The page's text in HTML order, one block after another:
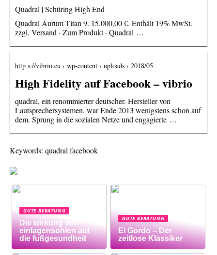
Quadral | Schüring High End
Quadral Aurum Titan 9. 15.000,00 €. Enthält 19% MwSt.
zzgl. Versand · Zum Produkt · Quadral …
http s://vibrio.eu › wp-content › uploads › 2018/05
High Fidelity auf Facebook – vibrio
quadral, ein renommierter deutscher. Hersteller von
Lautsprechersystemen, war Ende 2013 wenigstens schon auf
dem. Sprung in die sozialen Netze und engagierte …
Keywords: quadral facebook
GUTE BERATUNG
Die wirkung von
einlagensohlen auf
die fußgesundheit
GUTE BERATUNG
El Gordo – Der
zeitlose Klassiker